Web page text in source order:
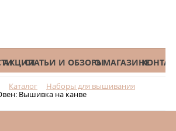
АКЦИИСТАТЬИ И ОБЗОРЫО МАГАЗИНЕ
Каталог Наборы для вышивания
Вышивка на канве